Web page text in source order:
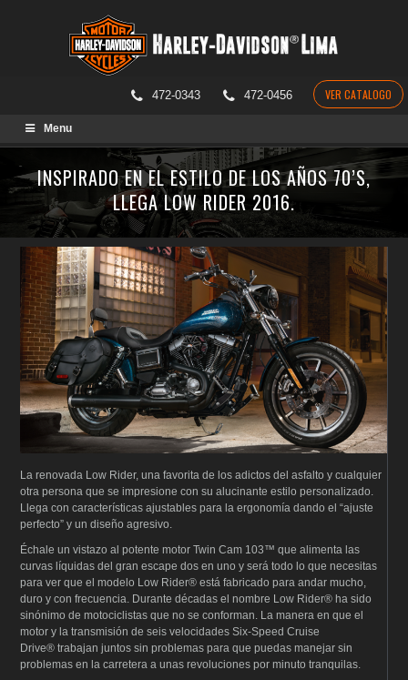
472-0343 472-0456 VER CATALOGO
Menu
INSPIRADO EN EL ESTILO DE LOS AÑOS 70’S,
LLEGA LOW RIDER 2016.
La renovada Low Rider,una favorita de los adictos del asfalto y cualquier
otra persona que se impresione con su alucinante estilo personalizado.
Llega con características ajustables para la ergonomía dando el “ajuste
perfecto” y un diseño agresivo.
Échale un vistazo al potente motor Twin Cam 103™ que alimenta las
curvas líquidas del gran escape dos en uno y será todo lo que necesitas
para ver que el modelo Low Rider® está fabricado para andar mucho,
duro y con frecuencia. Durante décadas el nombre Low Rider® ha sido
sinónimo de motociclistas que no se conforman. La manera en que el
motor y la transmisión de seis velocidades Six-Speed Cruise
Drive® trabajan juntos sin problemas para que puedas manejar sin
problemas en la carretera a unas revoluciones por minuto tranquilas.